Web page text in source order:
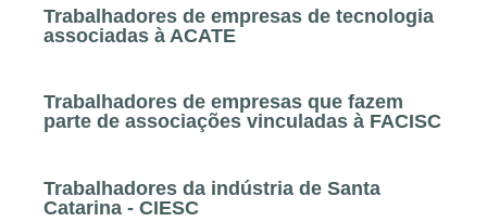
Trabalhadores de empresas de tecnologia
associadas à ACATE
Trabalhadores de empresas que fazem
parte de associações vinculadas à FACISC
Trabalhadores da indústria de Santa
Catarina - CIESC